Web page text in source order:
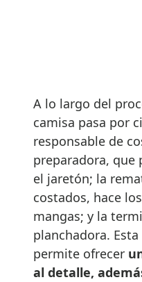
A lo largo del
camisa pasa por
responsable de
preparadora, que
el jaretón; la
costados, hace
mangas; y la
planchadora.
permite ofrecer
al detalle,